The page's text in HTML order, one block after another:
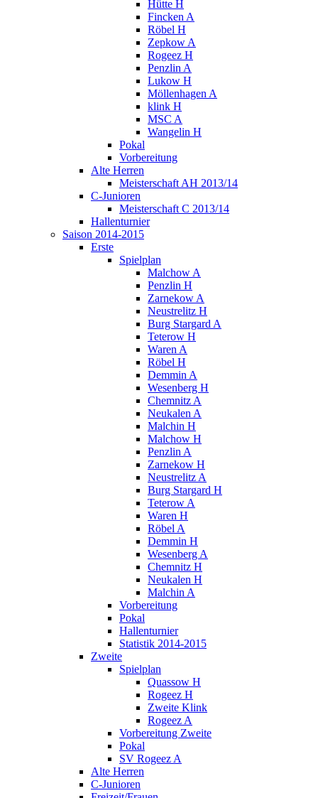
Hütte H
Fincken A
Röbel H
Zepkow A
Rogeez H
Penzlin A
Lukow H
Möllenhagen A
klink H
MSC A
Wangelin H
Pokal
Vorbereitung
Alte Herren
Meisterschaft AH 2013/14
C-Junioren
Meisterschaft C 2013/14
Hallenturnier
Saison 2014-2015
Erste
Spielplan
Malchow A
Penzlin H
Zarnekow A
Neustrelitz H
Burg Stargard A
Teterow H
Waren A
Röbel H
Demmin A
Wesenberg H
Chemnitz A
Neukalen A
Malchin H
Malchow H
Penzlin A
Zarnekow H
Neustrelitz A
Burg Stargard H
Teterow A
Waren H
Röbel A
Demmin H
Wesenberg A
Chemnitz H
Neukalen H
Malchin A
Vorbereitung
Pokal
Hallenturnier
Statistik 2014-2015
Zweite
Spielplan
Quassow H
Rogeez H
Zweite Klink
Rogeez A
Vorbereitung Zweite
Pokal
SV Rogeez A
Alte Herren
C-Junioren